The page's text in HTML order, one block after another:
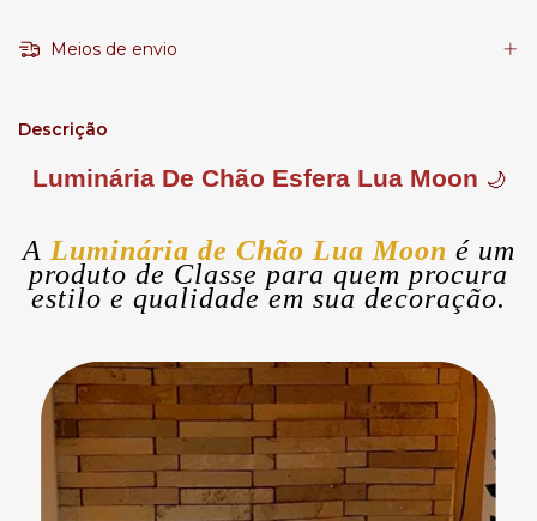
Meios de envio
Descrição
Luminária De Chão Esfera Lua Moon 🌙
A Luminária de Chão Lua Moon é um
produto de Classe para quem procura
estilo e qualidade em sua decoração.